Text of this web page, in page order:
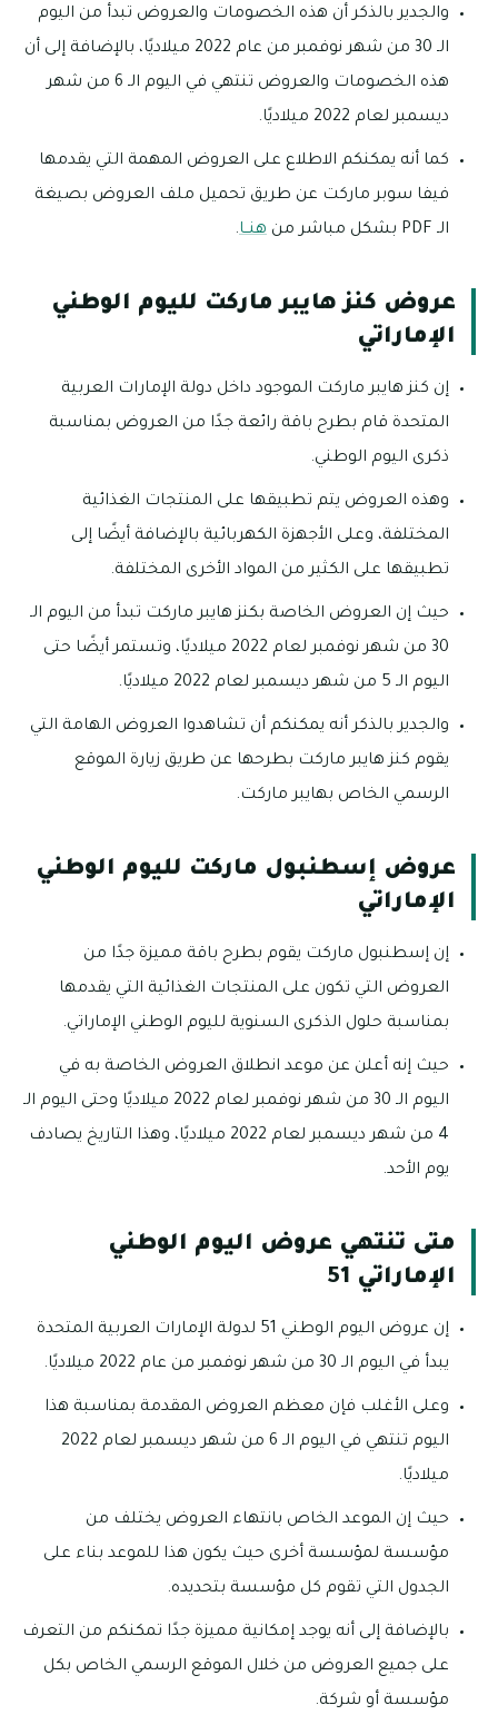
والجدير بالذكر أن هذه الخصومات والعروض تبدأ من اليوم
الـ 30 من شهر نوفمبر من عام 2022 ميلاديًا، بالإضافة إلى أن
هذه الخصومات والعروض تنتهي في اليوم الـ 6 من شهر
ديسمبر لعام 2022 ميلاديًا.
كما أنه يمكنكم الاطلاع على العروض المهمة التي يقدمها
فيفا سوبر ماركت عن طريق تحميل ملف العروض بصيغة
الـ PDF بشكل مباشر من
هنــا.
عروض كنز هايبر ماركت لليوم الوطني
الإماراتي
إن كنز هايبر ماركت الموجود داخل دولة الإمارات العربية
المتحدة قام بطرح باقة رائعة جدًا من العروض بمناسبة
ذكرى اليوم الوطني.
وهذه العروض يتم تطبيقها على المنتجات الغذائية
المختلفة، وعلى الأجهزة الكهربائية بالإضافة أيضًا إلى
تطبيقها على الكثير من المواد الأخرى المختلفة.
حيث إن العروض الخاصة بكنز هايبر ماركت تبدأ من اليوم الـ
30 من شهر نوفمبر لعام 2022 ميلاديًا، وتستمر أيضًا حتى
اليوم الـ 5 من شهر ديسمبر لعام 2022 ميلاديًا.
والجدير بالذكر أنه يمكنكم أن تشاهدوا العروض الهامة التي
يقوم كنز هايبر ماركت بطرحها عن طريق زيارة الموقع
الرسمي الخاص بهايبر ماركت.
عروض إسطنبول ماركت لليوم الوطني
الإماراتي
إن إسطنبول ماركت يقوم بطرح باقة مميزة جدًا من
العروض التي تكون على المنتجات الغذائية التي يقدمها
بمناسبة حلول الذكرى السنوية لليوم الوطني الإماراتي.
حيث إنه أعلن عن موعد انطلاق العروض الخاصة به في
اليوم الـ 30 من شهر نوفمبر لعام 2022 ميلاديًا وحتى اليوم الـ
4 من شهر ديسمبر لعام 2022 ميلاديًا، وهذا التاريخ يصادف
يوم الأحد.
متى تنتهي عروض اليوم الوطني
الإماراتي 51
إن عروض اليوم الوطني 51 لدولة الإمارات العربية المتحدة
يبدأ في اليوم الـ 30 من شهر نوفمبر من عام 2022 ميلاديًا.
وعلى الأغلب فإن معظم العروض المقدمة بمناسبة هذا
اليوم تنتهي في اليوم الـ 6 من شهر ديسمبر لعام 2022
ميلاديًا.
حيث إن الموعد الخاص بانتهاء العروض يختلف من
مؤسسة لمؤسسة أخرى حيث يكون هذا للموعد بناء على
الجدول التي تقوم كل مؤسسة بتحديده.
بالإضافة إلى أنه يوجد إمكانية مميزة جدًا تمكنكم من التعرف
على جميع العروض من خلال الموقع الرسمي الخاص بكل
مؤسسة أو شركة.